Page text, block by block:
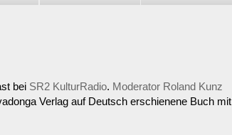
bei SR2 KulturRadio. Moderator Roland Kunz
Verlag auf Deutsch erschienene Buch mit